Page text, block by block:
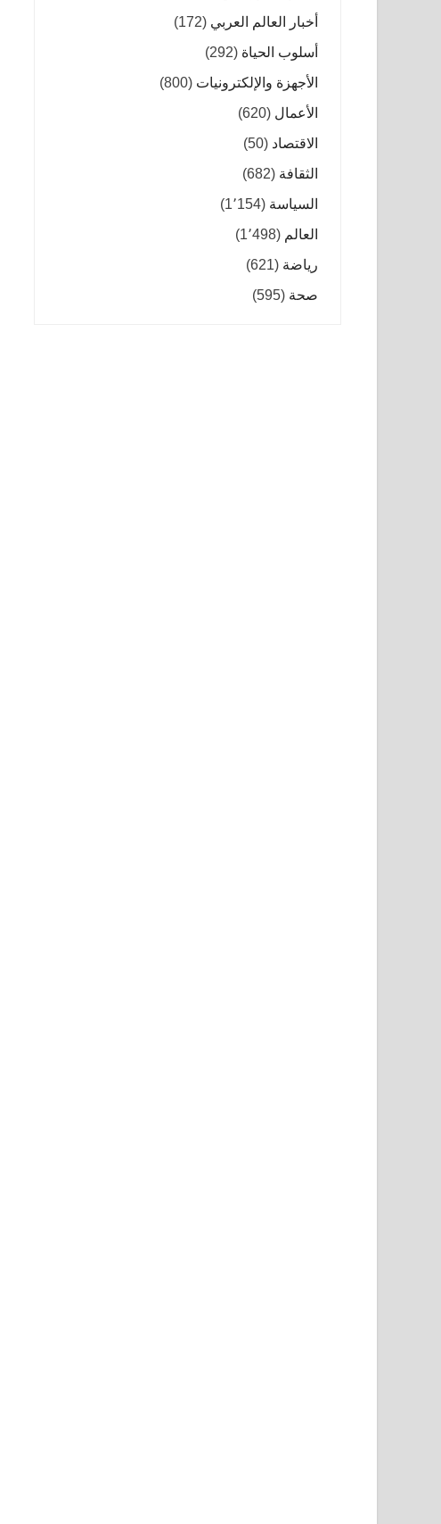
أخبار العالم العربي (172)
أسلوب الحياة (292)
الأجهزة والإلكترونيات (800)
الأعمال (620)
الاقتصاد (50)
الثقافة (682)
السياسة (1٬154)
العالم (1٬498)
رياضة (621)
صحة (595)